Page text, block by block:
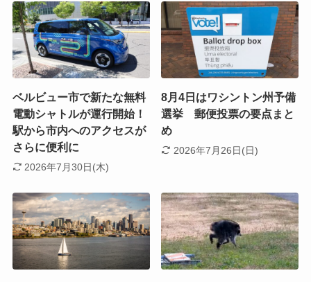
ベルビュー市で新たな無料
電動シャトルが運行開始！
駅から市内へのアクセスが
さらに便利に
2026年7月30日(木)
8月4日はワシントン州予備
選挙 郵便投票の要点まと
め
2026年7月26日(日)